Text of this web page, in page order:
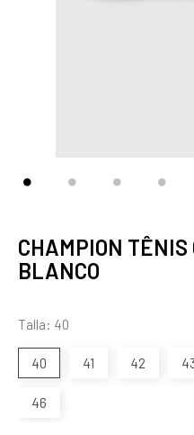
CHAMPION
BLANCO
Talla: 40
40 41 42
46